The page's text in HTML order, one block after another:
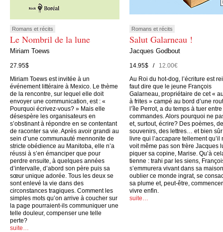
Romans et récits
Le Nombril de la lune
Miriam Toews
27.95$
Miriam Toews est invitée à un
événement littéraire à Mexico. Le thème
de la rencontre, sur lequel elle doit
envoyer une communication, est : «
Pourquoi écrivez-vous? » Mais elle
désespère les organisateurs en
s’obstinant à répondre en se contentant
de raconter sa vie. Après avoir grandi au
sein d’une communauté mennonite de
stricte obédience au Manitoba, elle n’a
réussi à s’en émanciper que pour
perdre ensuite, à quelques années
d’intervalle, d’abord son père puis sa
sœur unique adorée. Tous les deux se
sont enlevé la vie dans des
circonstances tragiques. Comment les
simples mots qu’on arrive à coucher sur
la page pourraient-ils communiquer une
telle douleur, compenser une telle
perte?
suite…
Romans et récits
Salut Galarneau !
Jacques Godbout
14.95$ /12.00€
Au Roi du hot-dog, l’écriture est
faut dire que le jeune François
Galarneau, propriétaire de cet «
à frites » campé au bord d’une
l’île Perrot, a du temps à tuer
commandes. Alors pourquoi ne
et, surtout, écrire? Des poèmes,
souvenirs, des lettres… et bien
livre qui l’accapare tellement qu’il
voit même pas son frère Jacques
piquer sa copine, Marise. Qu’à
tienne : trahi par les siens,
s’emmurera vivant dans sa
oublier ce monde ingrat, se
sa plume et, peut-être,
vivre enfin.
suite…